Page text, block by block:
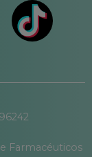
Farmacéuticos